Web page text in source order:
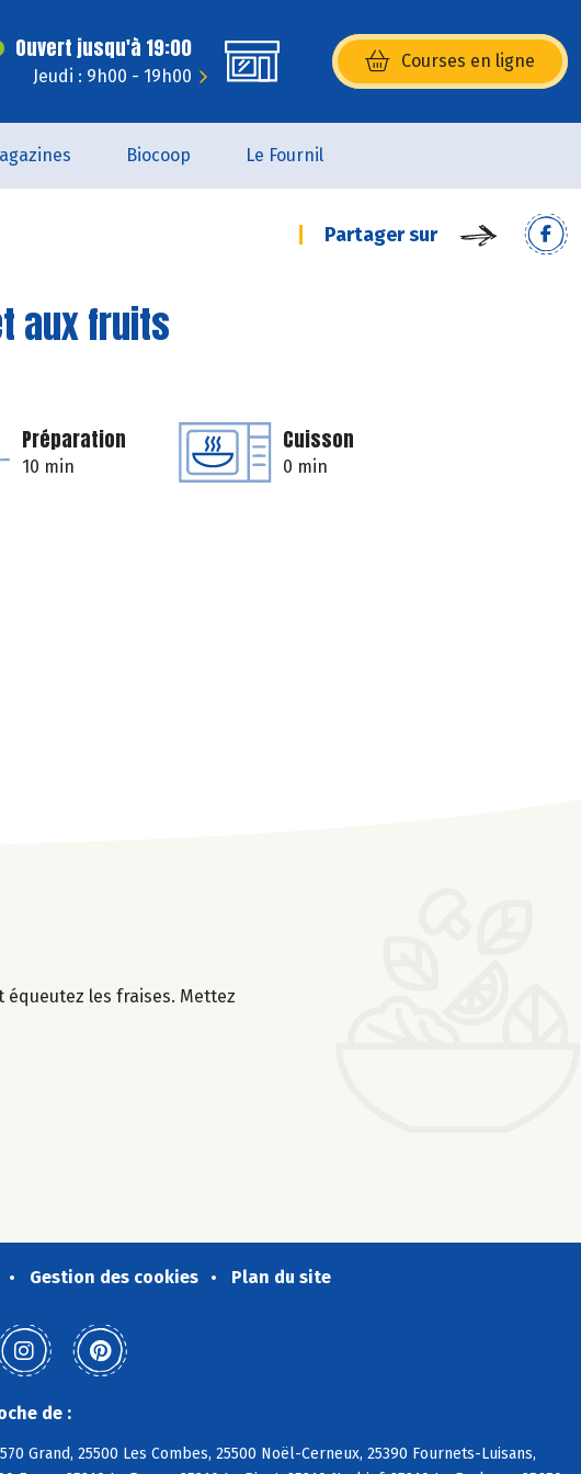
Ouvert jusqu'à 19:00
Jeudi : 9h00 - 19h00
Courses en ligne
(s’ouvre dans une nouvelle
Biocoop Le Fournil
Partager sur
aux fruits
Préparation
10 min
Cuisson
0 min
équeutez les fraises. Mettez
Gestion des cookies Plan du site
de :
Grand, 25500 Les Combes, 25500 Noël-Cerneux, 25390 Fournets-Luisans,